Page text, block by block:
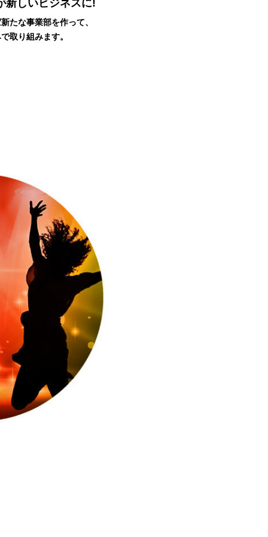
新しいビジネスに!
たな事業部を作って、
取り組みます。